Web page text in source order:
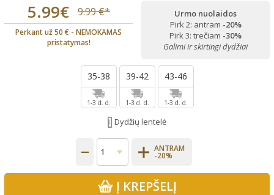
5.99€ 9.99 €*
Perkant už 50 € - NEMOKAMAS
pristatymas!
Urmo nuolaidos
Pirk 2: antram -20%
Pirk 3: trečiam -30%
Galimi ir skirtingi dydžiai
35-38
1-3 d. d.
39-42
1-3 d. d.
43-46
1-3 d. d.
Dydžių lentelė
ANTRAM
-20%
Į KREPŠELĮ